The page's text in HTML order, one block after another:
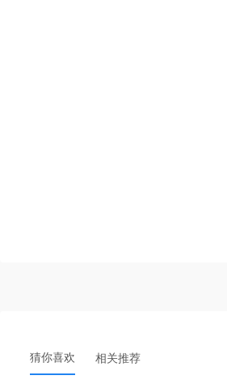
猜你喜欢 相关推荐